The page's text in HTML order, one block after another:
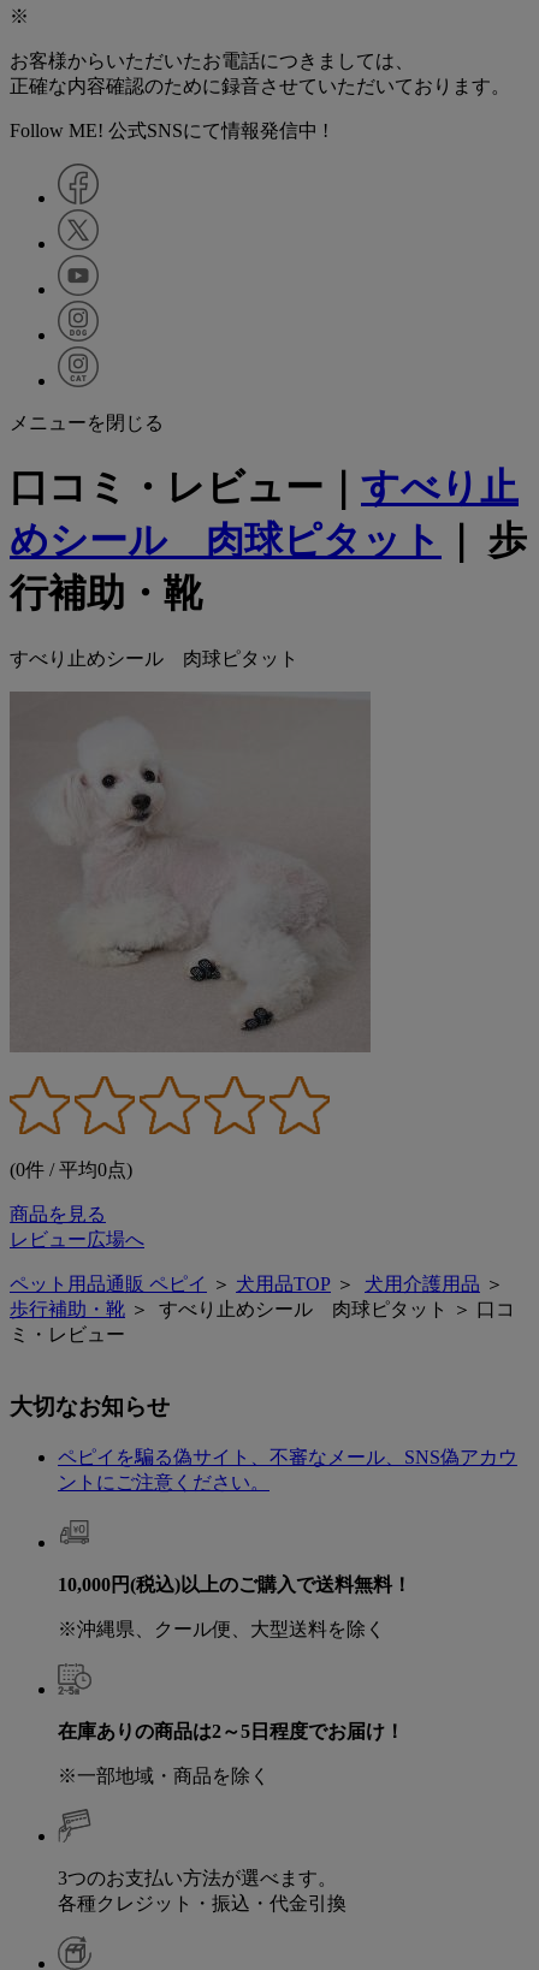
※
お客様からいただいたお電話につきましては、
正確な内容確認のために録音させていただいております。
Follow ME! 公式SNSにて情報発信中 !
メニューを閉じる
口コミ・レビュー｜ すべり止
めシール 肉球ピタット
｜ 歩
行補助・靴
すべり止めシール 肉球ピタット
(0件 / 平均0点)
商品を見る
レビュー広場へ
ペット用品通販 ペピイ ＞ 犬用品TOP ＞ 犬用介護用品 ＞
歩行補助・靴 ＞ すべり止めシール 肉球ピタット ＞ 口コ
ミ・レビュー
大切なお知らせ
ペピイを騙る偽サイト、不審なメール、SNS偽アカウ
ントにご注意ください。
10,000円(税込)以上のご購入で送料無料！
※沖縄県、クール便、大型送料を除く
在庫ありの商品は2～5日程度でお届け！
※一部地域・商品を除く
3つのお支払い方法が選べます。
各種クレジット・振込・代金引換